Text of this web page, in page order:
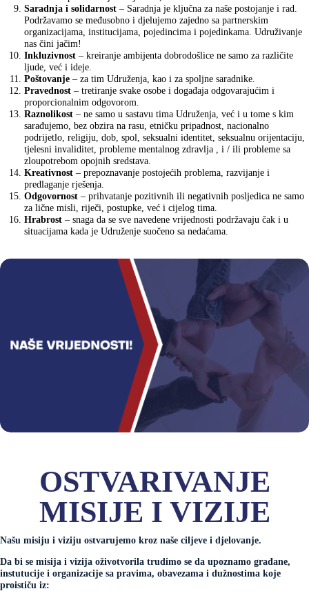
Saradnja i solidarnost – Saradnja je ključna za naše postojanje i rad.
Podržavamo se međusobno i djelujemo zajedno sa partnerskim
organizacijama, institucijama, pojedincima i pojedinkama. Udruživanje
nas čini jačim!
Inkluzivnost – kreiranje ambijenta dobrodošlice ne samo za različite
ljude, već i ideje.
Poštovanje – za tim Udruženja, kao i za spoljne saradnike.
Pravednost – tretiranje svake osobe i događaja odgovarajućim i
proporcionalnim odgovorom.
Raznolikost – ne samo u sastavu tima Udruženja, već i u tome s kim
sarađujemo, bez obzira na rasu, etničku pripadnost, nacionalno
podrijetlo, religiju, dob, spol, seksualni identitet, seksualnu orijentaciju,
tjelesni invaliditet, probleme mentalnog zdravlja , i / ili probleme sa
zloupotrebom opojnih sredstava.
Kreativnost – prepoznavanje postojećih problema, razvijanje i
predlaganje rješenja.
Odgovornost – prihvatanje pozitivnih ili negativnih posljedica ne samo
za lične misli, riječi, postupke, već i cijelog tima.
Hrabrost – snaga da se sve navedene vrijednosti podržavaju čak i u
situacijama kada je Udruženje suočeno sa nedaćama.
OSTVARIVANJE
MISIJE I VIZIJE
Našu misiju i viziju ostvarujemo kroz naše ciljeve i djelovanje.
Da bi se misija i vizija oživotvorila trudimo se da upoznamo građane,
instutucije i organizacije sa pravima, obavezama i dužnostima koje
proističu iz: